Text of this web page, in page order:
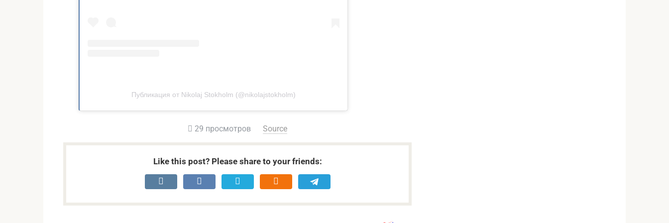
Публикация от Nikolaj Stokholm (@nikolajstokholm)
29 просмотров Source
Like this post? Please share to your friends: